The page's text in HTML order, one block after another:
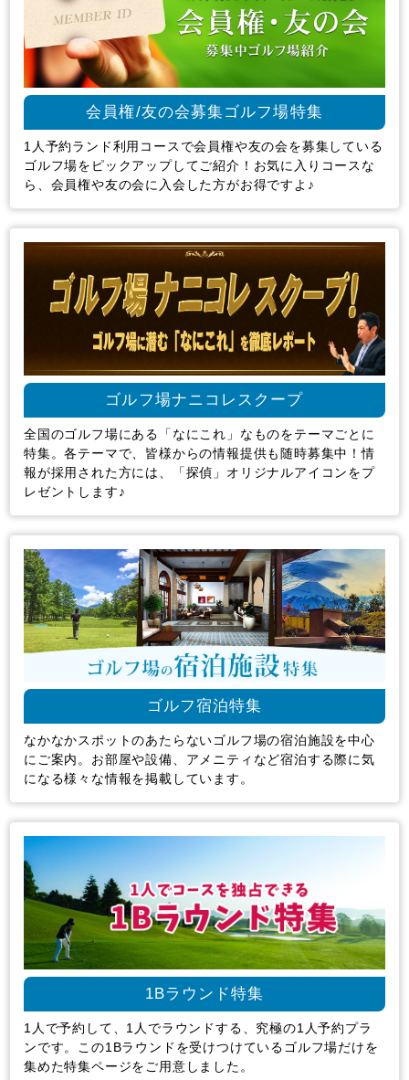
会員権/友の会募集ゴルフ場特集
1人予約ランド利用コースで会員権や友の会を募集している
ゴルフ場をピックアップしてご紹介！お気に入りコースな
ら、会員権や友の会に入会した方がお得ですよ♪
ゴルフ場ナニコレスクープ
全国のゴルフ場にある「なにこれ」なものをテーマごとに
特集。各テーマで、皆様からの情報提供も随時募集中！情
報が採用された方には、「探偵」オリジナルアイコンをプ
レゼントします♪
ゴルフ宿泊特集
なかなかスポットのあたらないゴルフ場の宿泊施設を中心
にご案内。お部屋や設備、アメニティなど宿泊する際に気
になる様々な情報を掲載しています。
1Bラウンド特集
1人で予約して、1人でラウンドする、究極の1人予約プラ
ンです。この1Bラウンドを受けつけているゴルフ場だけを
集めた特集ページをご用意しました。